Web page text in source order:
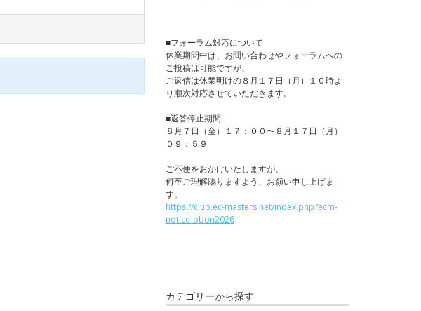
■フォーラム対応について
休業期間中は、お問い合わせやフォーラムへの
ご投稿は可能ですが、
ご返信は休業明けの８月１７日（月）１０時よ
り順次対応させていただきます。
■返答停止期間
８月７日（金）１７：００〜８月１７日（月）
０９：５９
ご不便をおかけいたしますが、
何卒ご理解賜りますよう、お願い申し上げま
す。
https://club.ec-masters.net/index.php?ecm-
notice-obon2026
カテゴリーから探す